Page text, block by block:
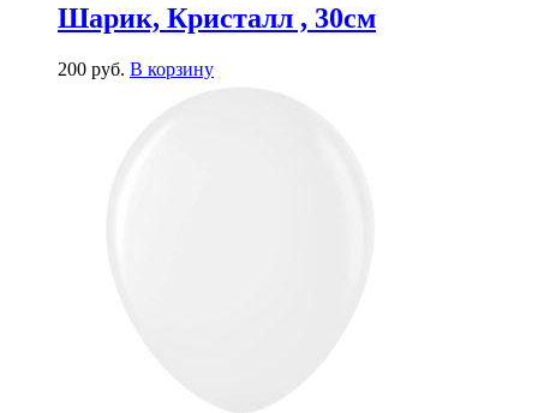
Шарик, Кристалл , 30см
200 руб. В корзину